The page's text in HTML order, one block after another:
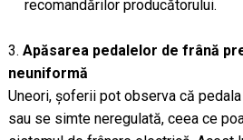
recomandărilor producătorului.
Apăsarea pedalelor de frână
neuniformă
Uneori, șoferii pot observa că
sau se simte neregulată, ceea ce